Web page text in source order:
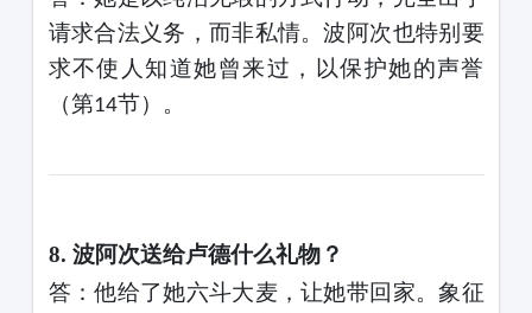
请求合法义务，而非私情。波阿次也特别要
求不使人知道她曾来过，以保护她的声誉
（第14节）。
8. 波阿次送给卢德什么礼物？
答：他给了她六斗大麦，让她带回家。象征